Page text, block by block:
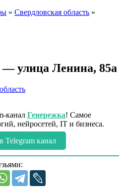
» Свердловская область »
улица Ленина, 85а
канал Генережка! Самое
нейросетей, IT и бизнеса.
Telegram канал